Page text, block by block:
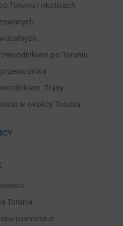
Toruniu i okolicach
po Toruniu
Trasy
w okolicy Torunia
Torunia
pomorskie